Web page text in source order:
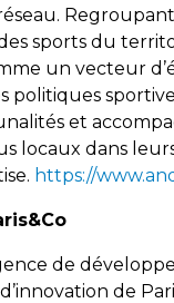
sports du
un vecteur
politiques
et
locaux dans
https://
de
de